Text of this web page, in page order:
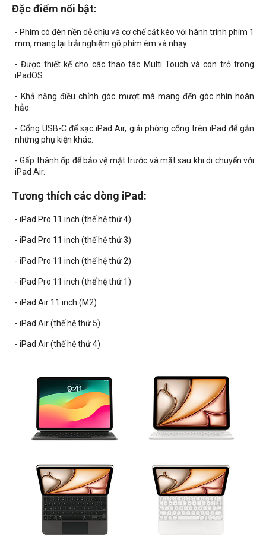
Đặc điểm nổi bật:
- Phím có đèn nền dễ chịu và cơ chế cắt kéo với hành trình phím 1
mm, mang lại trải nghiệm gõ phím êm và nhạy.
- Được thiết kế cho các thao tác Multi‑Touch và con trỏ trong
iPadOS.
- Khả năng điều chỉnh góc mượt mà mang đến góc nhìn hoàn
hảo.
- Cổng USB-C để sạc iPad Air, giải phóng cổng trên iPad để gắn
những phụ kiện khác.
- Gấp thành ốp để bảo vệ mặt trước và mặt sau khi di chuyển với
iPad Air.
Tương thích các dòng iPad:
- iPad Pro 11 inch (thế hệ thứ 4)
- iPad Pro 11 inch (thế hệ thứ 3)
- iPad Pro 11 inch (thế hệ thứ 2)
- iPad Pro 11 inch (thế hệ thứ 1)
- iPad Air 11 inch (M2)
- iPad Air (thế hệ thứ 5)
- iPad Air (thế hệ thứ 4)